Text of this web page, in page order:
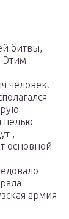
битвы,
Этим
человек.
целью
,
основной
армия